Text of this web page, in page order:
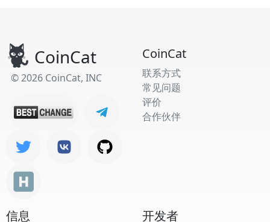
CoinCat
© 2026 CoinCat, INC
CoinCat
联系方式
常见问题
评价
合作伙伴
信息 开发者